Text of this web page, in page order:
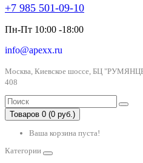
+7 985 501-09-10
Пн-Пт 10:00 -18:00
info@apexx.ru
Москва, Киевское шоссе, БЦ
408
Товаров 0 (0 руб.)
Ваша корзина пуста!
Категории